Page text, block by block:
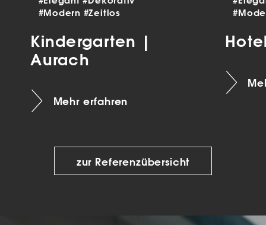
#Modern #Zeitlos
Kindergarten |
Aurach
Mehr erfahren
zur Referenzübersicht